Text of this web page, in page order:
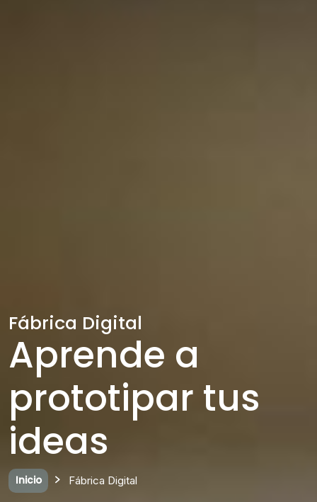
Fábrica Digital
Aprende a
prototipar tus
ideas
Inicio Fábrica Digital